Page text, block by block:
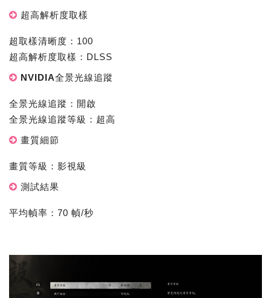
超高解析度取樣
超取樣清晰度：100
超高解析度取樣：DLSS
NVIDIA全景光線追蹤
全景光線追蹤：開啟
全景光線追蹤等級：超高
畫質細節
畫質等級：影視級
測試結果
平均幀率：70 幀/秒